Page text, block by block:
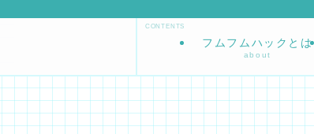
フムフムハックとは
about